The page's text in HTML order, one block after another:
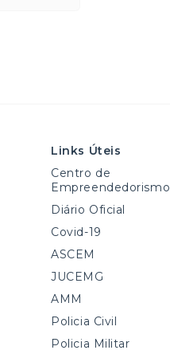
Links Úteis
Centro de
Empreendedorismo
Diário Oficial
Covid-19
ASCEM
JUCEMG
AMM
Policia Civil
Policia Militar